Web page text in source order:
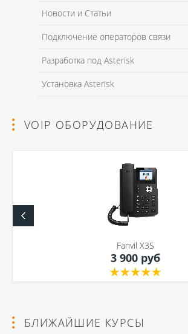
Новости и Статьи
Подключение операторов связи
Разработка под Asterisk
Установка Asterisk
VOIP ОБОРУДОВАНИЕ
Fanvil X3S
3 900 руб
БЛИЖАЙШИЕ КУРСЫ